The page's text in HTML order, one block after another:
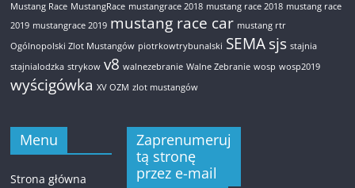
Mustang Race MustangRace mustangrace 2018 mustang race 2018 mustang race
2019 mustangrace 2019 mustang race car mustang rtr
Ogólnopolski Zlot Mustangów piotrkowtrybunalski SEMAsjs stajnia
stajnialodzka strykow v8 walnezebranie Walne Zebranie wosp wosp2019
wyścigówka XV OZM zlot mustangów
Menu
Strona główna
Zaprenumeruj
tą stronę
przez e-mail